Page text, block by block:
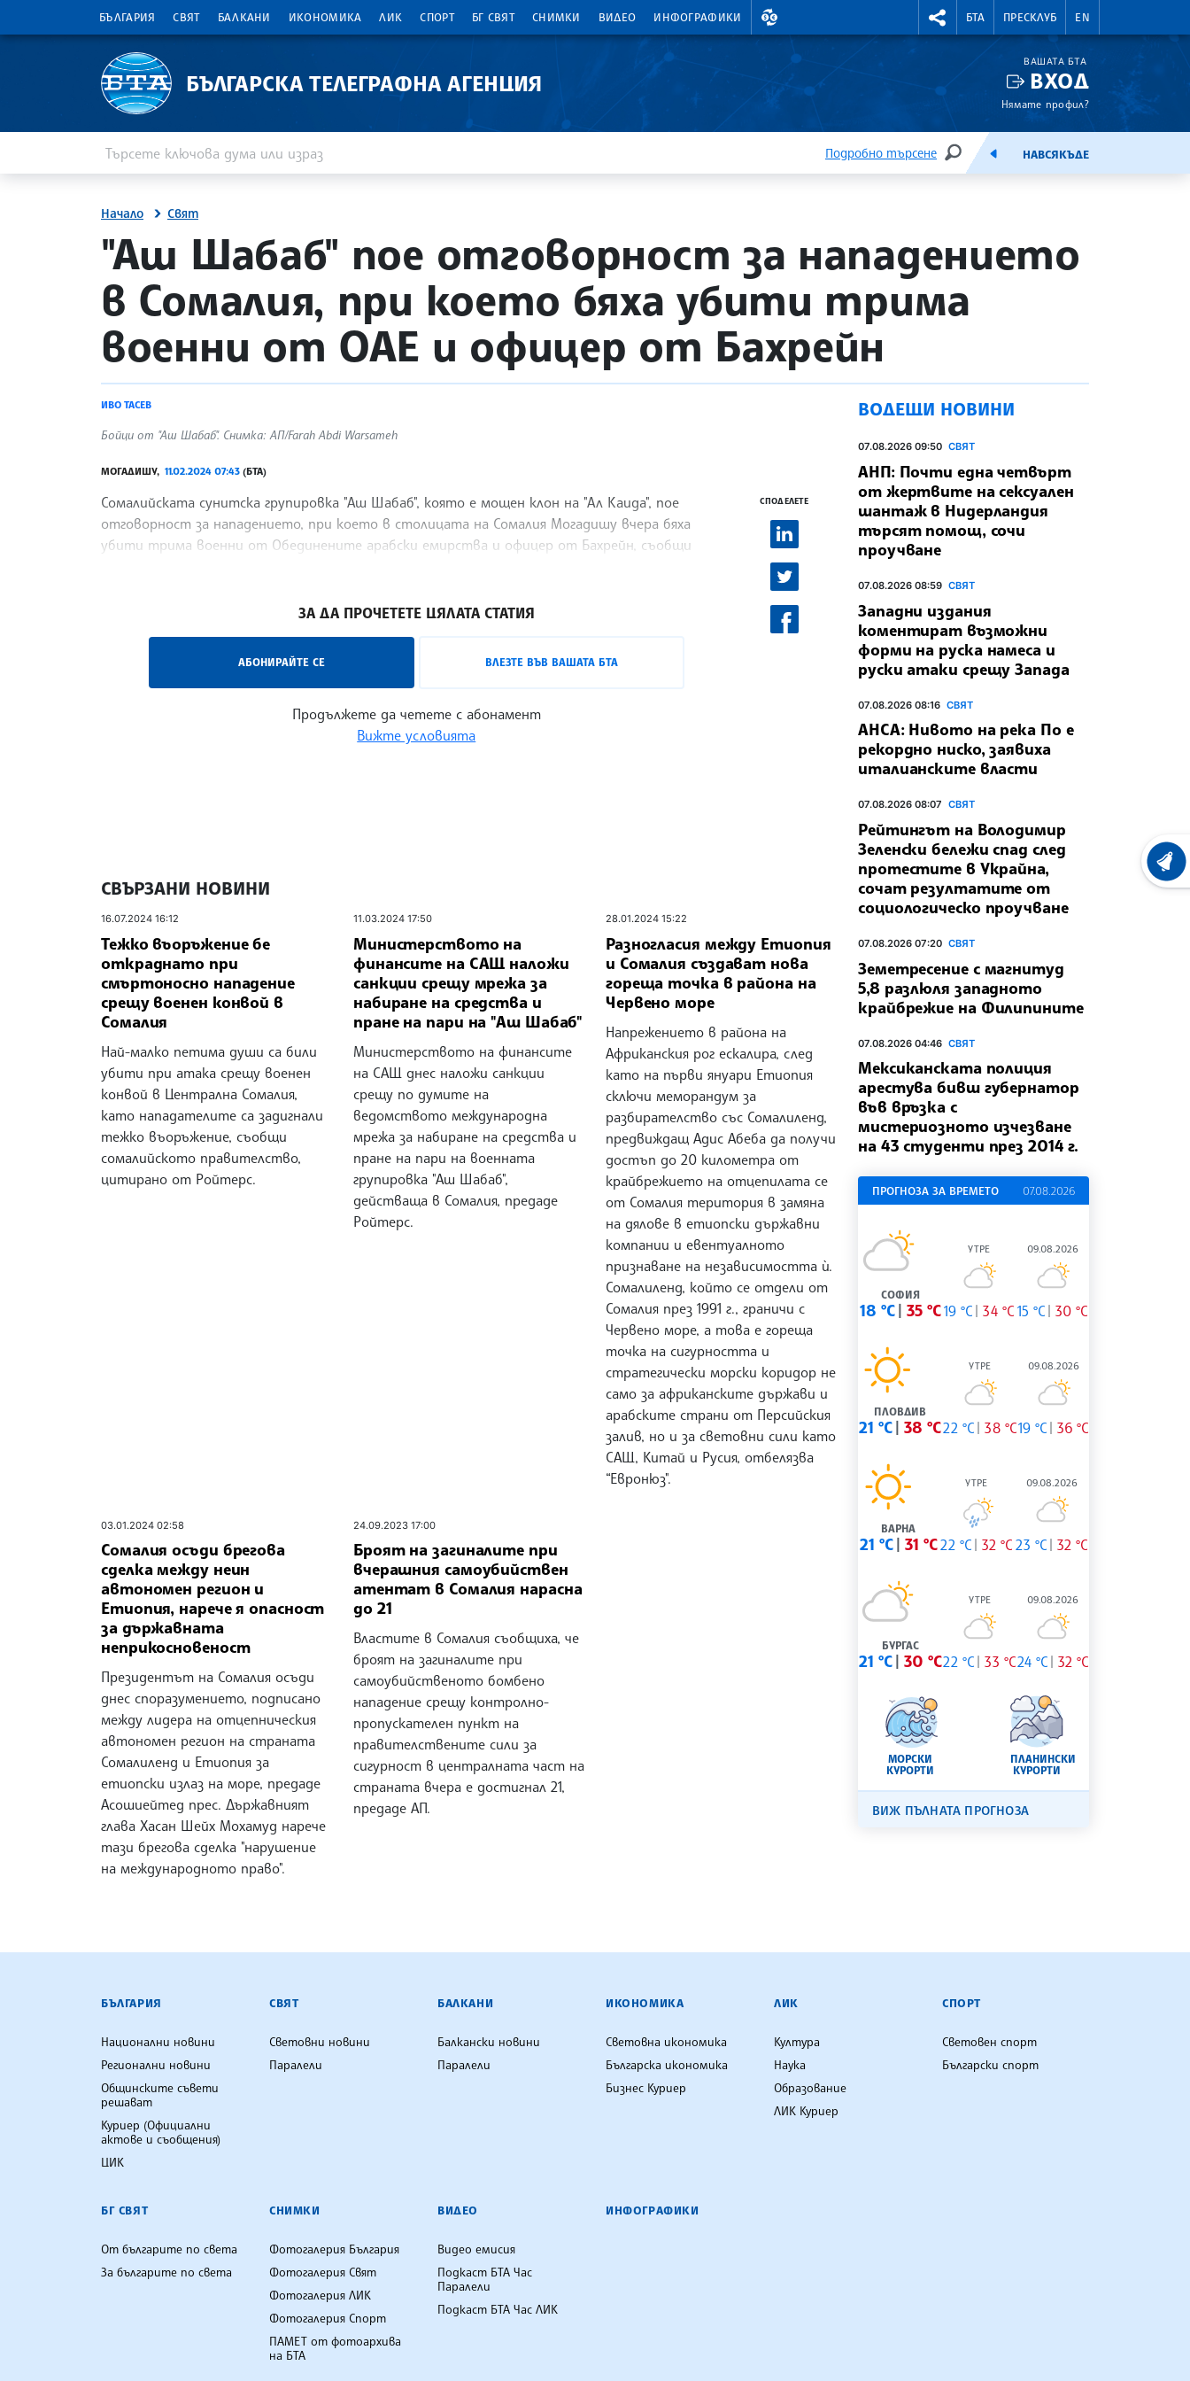
БЪЛГАРИЯ СВЯТ БАЛКАНИ ИКОНОМИКА ЛИК СПОРТ БГ СВЯТ СНИМКИ ВИДЕО ИНФОГРАФИКИ
ВАЛУТНИ КУРСОВЕ RIGHTMENU.SOCIAL
БТА ПРЕСКЛУБ EN
БЪЛГАРСКА ТЕЛЕГРАФНА АГЕНЦИЯ
ВАШАТА БТА
ВХОД
Нямате профил?
Подробно търсене
ТЪРСЕНЕЕМИСИЯНАВСЯКЪДЕ
Начало Свят
site.bta
"Аш Шабаб" пое отговорност за нападението
в Сомалия, при което бяха убити трима
военни от ОАЕ и офицер от Бахрейн
ИВО ТАСЕВ
Бойци от "Аш Шабаб". Снимка: АП/Farah Abdi Warsameh
МОГАДИШУ, 11.02.2024 07:43 (БТА)
Сомалийската сунитска групировка "Аш Шабаб", която е мощен клон на "Ал Каида", пое
отговорност за нападението, при което в столицата на Сомалия Могадишу вчера бяха
убити трима военни от Обединените арабски емирства и офицер от Бахрейн, съобщи
ЗА ДА ПРОЧЕТЕТЕ ЦЯЛАТА СТАТИЯ
АБОНИРАЙТЕ СЕ ВЛЕЗТЕ ВЪВ ВАШАТА БТА
Продължете да четете с абонамент
Вижте условията
СПОДЕЛЕТЕ
СВЪРЗАНИ НОВИНИ
16.07.2024 16:12
Тежко въоръжение бе
откраднато при
смъртоносно нападение
срещу военен конвой в
Сомалия
Най-малко петима души са били
убити при атака срещу военен
конвой в Централна Сомалия,
като нападателите са задигнали
тежко въоръжение, съобщи
сомалийското правителство,
цитирано от Ройтерс.
11.03.2024 17:50
Министерството на
финансите на САЩ наложи
санкции срещу мрежа за
набиране на средства и
пране на пари на "Аш Шабаб"
Министерството на финансите
на САЩ днес наложи санкции
срещу по думите на
ведомството международна
мрежа за набиране на средства и
пране на пари на военната
групировка "Аш Шабаб",
действаща в Сомалия, предаде
Ройтерс.
28.01.2024 15:22
Разногласия между Етиопия
и Сомалия създават нова
гореща точка в района на
Червено море
Напрежението в района на
Африканския рог ескалира, след
като на първи януари Етиопия
сключи меморандум за
разбирателство със Сомалиленд,
предвиждащ Адис Абеба да получи
достъп до 20 километра от
крайбрежието на отцепилата се
от Сомалия територия в замяна
на дялове в етиопски държавни
компании и евентуалното
признаване на независимостта ѝ.
Сомалиленд, който се отдели от
Сомалия през 1991 г., граничи с
Червено море, а това е гореща
точка на сигурността и
стратегически морски коридор не
само за африканските държави и
арабските страни от Персийския
залив, но и за световни сили като
САЩ, Китай и Русия, отбелязва
“Евронюз".
03.01.2024 02:58
Сомалия осъди брегова
сделка между неин
автономен регион и
Етиопия, нарече я опасност
за държавната
неприкосновеност
Президентът на Сомалия осъди
днес споразумението, подписано
между лидера на отцепническия
автономен регион на страната
Сомалиленд и Етиопия за
етиопски излаз на море, предаде
Асошиейтед прес. Държавният
глава Хасан Шейх Мохамуд нарече
тази брегова сделка "нарушение
на международното право".
24.09.2023 17:00
Броят на загиналите при
вчерашния самоубийствен
атентат в Сомалия нарасна
до 21
Властите в Сомалия съобщиха, че
броят на загиналите при
самоубийственото бомбено
нападение срещу контролно-
пропускателен пункт на
правителствените сили за
сигурност в централната част на
страната вчера е достигнал 21,
предаде АП.
ВОДЕЩИ НОВИНИ
07.08.2026 09:50 СВЯТ
АНП: Почти една четвърт
от жертвите на сексуален
шантаж в Нидерландия
търсят помощ, сочи
проучване
07.08.2026 08:59 СВЯТ
Западни издания
коментират възможни
форми на руска намеса и
руски атаки срещу Запада
07.08.2026 08:16 СВЯТ
АНСА: Нивото на река По е
рекордно ниско, заявиха
италианските власти
07.08.2026 08:07 СВЯТ
Рейтингът на Володимир
Зеленски бележи спад след
протестите в Украйна,
сочат резултатите от
социологическо проучване
07.08.2026 07:20 СВЯТ
Земетресение с магнитуд
5,8 разлюля западното
крайбрежие на Филипините
07.08.2026 04:46 СВЯТ
Мексиканската полиция
арестува бивш губернатор
във връзка с
мистериозното изчезване
на 43 студенти през 2014 г.
ПРОГНОЗА ЗА ВРЕМЕТО 07.08.2026
СОФИЯ
18 °C 35 °C
УТРЕ
19 °C 34 °C
09.08.2026
15 °C 30 °C
ПЛОВДИВ
21 °C 38 °C
УТРЕ
22 °C 38 °C
09.08.2026
19 °C 36 °C
ВАРНА
21 °C 31 °C
УТРЕ
22 °C 32 °C
09.08.2026
23 °C 32 °C
БУРГАС
21 °C 30 °C
УТРЕ
22 °C 33 °C
09.08.2026
24 °C 32 °C
МОРСКИ
КУРОРТИ
ПЛАНИНСКИ
КУРОРТИ
ВИЖ ПЪЛНАТА ПРОГНОЗА
БЪЛГАРСКА ТЕЛЕГРАФНА АГЕНЦИЯ
БЪЛГАРИЯ
Национални новини
Регионални новини
Общинските съвети
решават
Куриер (Официални
актове и съобщения)
ЦИК
СВЯТ
Световни новини
Паралели
БАЛКАНИ
Балкански новини
Паралели
ИКОНОМИКА
Световна икономика
Българска икономика
Бизнес Куриер
ЛИК
Култура
Наука
Образование
ЛИК Куриер
СПОРТ
Световен спорт
Български спорт
БГ СВЯТ
От българите по света
За българите по света
СНИМКИ
Фотогалерия България
Фотогалерия Свят
Фотогалерия ЛИК
Фотогалерия Спорт
ПАМЕТ от фотоархива
на БТА
ВИДЕО
Видео емисия
Подкаст БТА Час
Паралели
Подкаст БТА Час ЛИК
ИНФОГРАФИКИ